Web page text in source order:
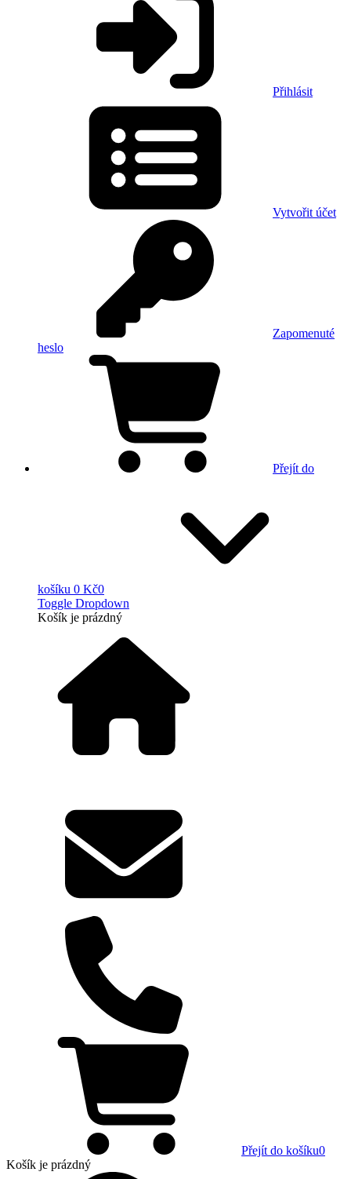
Přihlásit
Vytvořit účet
Zapomenuté
heslo
Přejít do
košíku 0 Kč0
Toggle Dropdown
Košík je prázdný
Přejít do košíku0
Košík je prázdný